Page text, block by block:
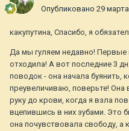
Опубликовано 29
какупутина, Спасибо, я
Да мы гуляем недавно! Первые
отходила! А вот последние 3
поводок - она начала буянить,
преувеличиваю, поверьте! Она
руку до крови, когда я взла
вцепившись в них зубами. Это
она почувствовала свободу, а